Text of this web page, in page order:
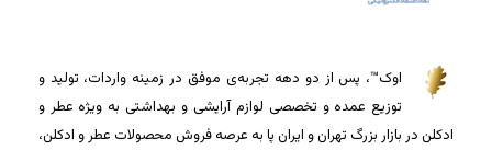
اوک™، پس از دو دهه تجربه‌ی موفق در زمینه واردات، تولید و
توزیع عمده و تخصصی لوازم آرایشی و بهداشتی به ویژه عطر و
ادکلن در بازار بزرگ تهران و ایران پا به عرصه فروش محصولات عطر و ادکلن،